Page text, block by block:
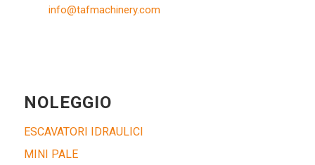
info@tafmachinery.com
NOLEGGIO
ESCAVATORI IDRAULICI
MINI PALE